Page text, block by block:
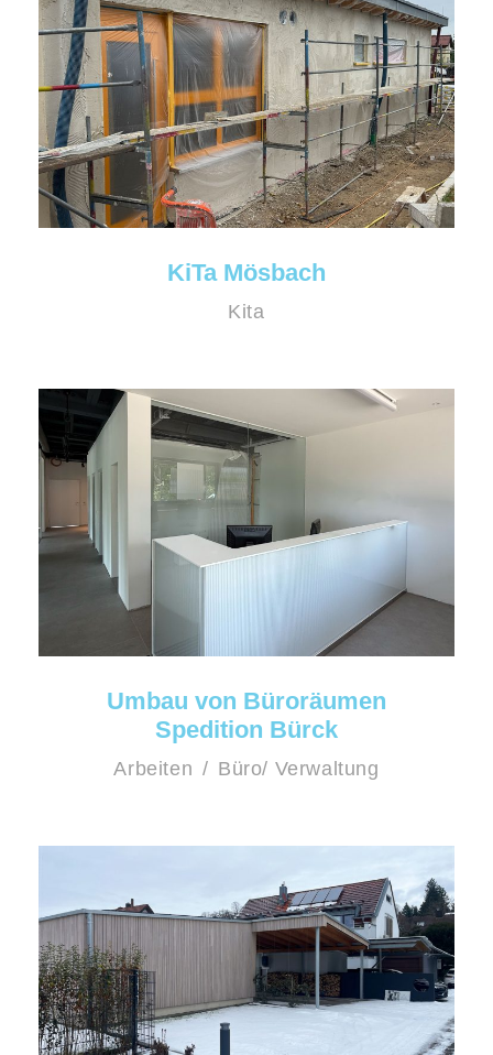
KiTa Mösbach
Kita
Umbau von Büroräumen
Spedition Bürck
Arbeiten / Büro/ Verwaltung